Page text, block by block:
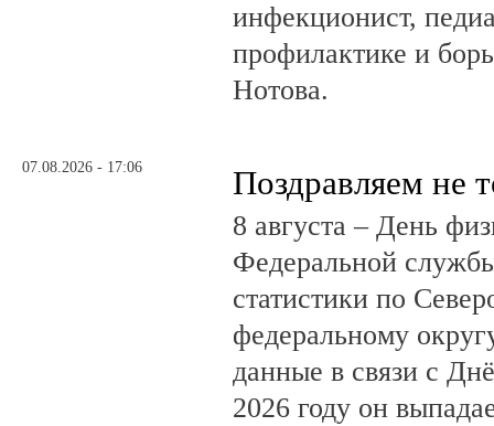
инфекционист,
профилактике и
Нотова.
07.08.2026 - 17:06 Поздравляем не
8 августа – День
Федеральной
статистики по
федеральному
данные в связи с
2026 году он